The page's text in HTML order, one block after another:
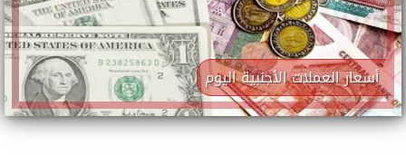
أسعار العملات الأجنبية اليوم